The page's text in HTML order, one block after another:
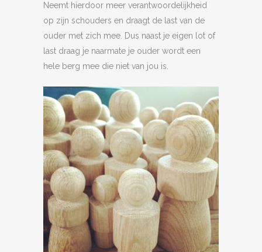
Neemt hierdoor meer verantwoordelijkheid
op zijn schouders en draagt de last van de
ouder met zich mee. Dus naast je eigen lot of
last draag je naarmate je ouder wordt een
hele berg mee die niet van jou is.